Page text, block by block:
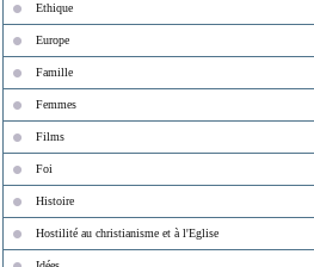
Ethique
Europe
Famille
Femmes
Films
Foi
Histoire
Hostilité au christianisme et à l'Eglise